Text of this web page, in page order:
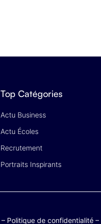
Top Catégories
Actu Business
Actu Écoles
Recrutement
Portraits Inspirants
– Politique de confidentialité –